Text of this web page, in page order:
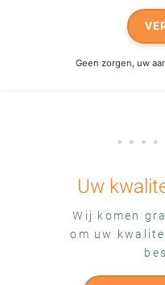
Geen zorgen, uw
Uw
Wij komen
om uw